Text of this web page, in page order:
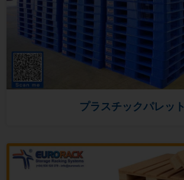
プラスチックパレット